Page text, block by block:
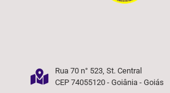
Rua 70 n° 523, St. Central
CEP 74055120 - Goiânia - Goiás